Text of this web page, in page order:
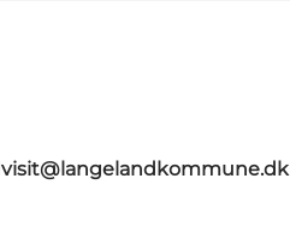
visit@langelandkommune.dk